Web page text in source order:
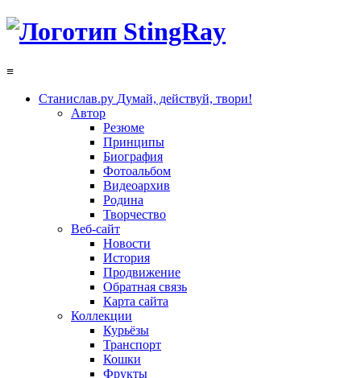
≡
Станислав.ру Думай, действуй, твори!
Автор
Резюме
Принципы
Биография
Фотоальбом
Видеоархив
Родина
Творчество
Веб-сайт
Новости
История
Продвижение
Обратная связь
Карта сайта
Коллекции
Курьёзы
Транспорт
Кошки
Фрукты